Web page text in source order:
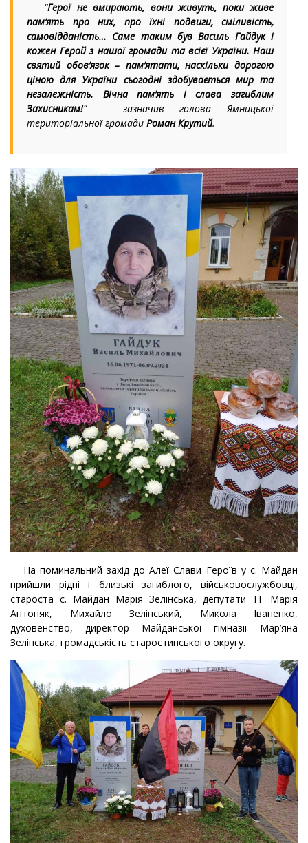
“Герої не вмирають, вони живуть, поки живе
пам’ять про них, про їхні подвиги, сміливість,
самовідданість… Саме таким був Василь Гайдук і
кожен Герой з нашої громади та всієї України. Наш
святий обов’язок – пам’ятати, наскільки дорогою
ціною для України сьогодні здобувається мир та
незалежність. Вічна пам’ять і слава загиблим
Захисникам!” – зазначив голова Ямницької
територіальної громади Роман Крутий.
На поминальний захід до Алеї Слави Героїв у с. Майдан
прийшли рідні і близькі загиблого, військовослужбовці,
староста с. Майдан Марія Зелінська, депутати ТГ Марія
Антоняк, Михайло Зелінський, Микола Іваненко,
духовенство, директор Майданської гімназії Мар’яна
Зелінська, громадськість старостинського округу.